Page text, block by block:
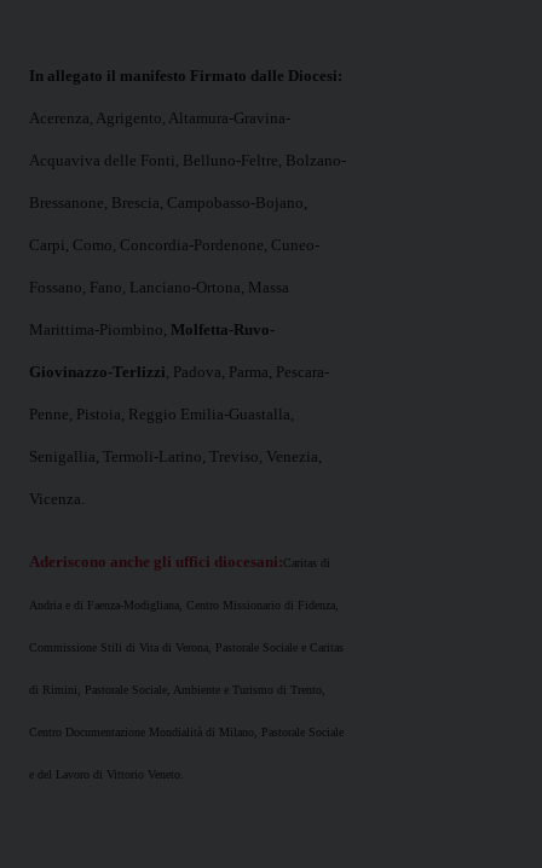
In allegato il manifesto Firmato dalle Diocesi:
Acerenza, Agrigento, Altamura-Gravina-
Acquaviva delle Fonti, Belluno-Feltre, Bolzano-
Bressanone, Brescia, Campobasso-Bojano,
Carpi, Como, Concordia-Pordenone, Cuneo-
Fossano, Fano, Lanciano-Ortona, Massa
Marittima-Piombino, Molfetta-Ruvo-
Giovinazzo-Terlizzi, Padova, Parma, Pescara-
Penne, Pistoia, Reggio Emilia-Guastalla,
Senigallia, Termoli-Larino, Treviso, Venezia,
Vicenza.
Aderiscono anche gli uffici diocesani:Caritas di
Andria e di Faenza-Modigliana, Centro Missionario di Fidenza,
Commissione Stili di Vita di Verona, Pastorale Sociale e Caritas
di Rimini, Pastorale Sociale, Ambiente e Turismo di Trento,
Centro Documentazione Mondialità di Milano, Pastorale Sociale
e del Lavoro di Vittorio Veneto.